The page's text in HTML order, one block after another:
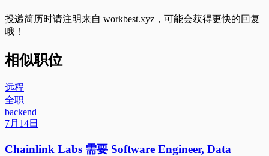
投递简历时请注明来自 workbest.xyz ，可能会获得更快的回复
哦！
相似职位
远程
全职
backend
7月14日
Chainlink Labs 需要 Software Engineer, Data